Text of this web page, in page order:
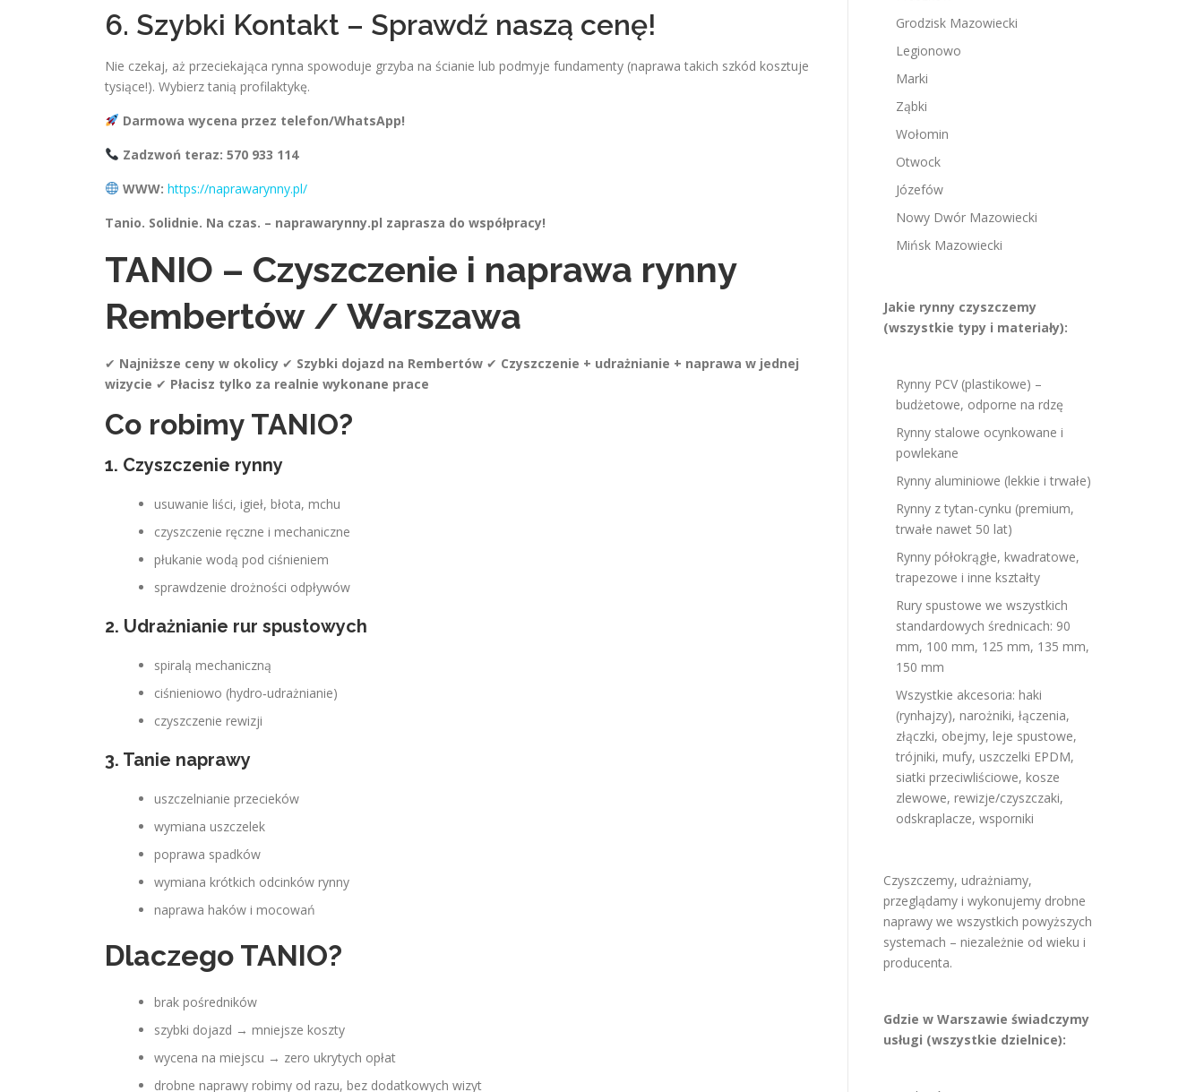
6. Szybki Kontakt – Sprawdź naszą cenę!
Nie czekaj, aż przeciekająca rynna spowoduje grzyba na ścianie lub podmyje fundamenty (naprawa takich szkód kosztuje
tysiące!). Wybierz tanią profilaktykę.
Darmowa wycena przez telefon/WhatsApp!
Zadzwoń teraz: 570 933 114
WWW: https://naprawarynny.pl/
Tanio. Solidnie. Na czas. – naprawarynny.pl zaprasza do współpracy!
TANIO – Czyszczenie i naprawa rynny
Rembertów / Warszawa
✔ Najniższe ceny w okolicy ✔ Szybki dojazd na Rembertów ✔ Czyszczenie + udrażnianie + naprawa w jednej
wizycie ✔ Płacisz tylko za realnie wykonane prace
Co robimy TANIO?
1. Czyszczenie rynny
usuwanie liści, igieł, błota, mchu
czyszczenie ręczne i mechaniczne
płukanie wodą pod ciśnieniem
sprawdzenie drożności odpływów
2. Udrażnianie rur spustowych
spiralą mechaniczną
ciśnieniowo (hydro‑udrażnianie)
czyszczenie rewizji
3. Tanie naprawy
uszczelnianie przecieków
wymiana uszczelek
poprawa spadków
wymiana krótkich odcinków rynny
naprawa haków i mocowań
Dlaczego TANIO?
brak pośredników
szybki dojazd → mniejsze koszty
wycena na miejscu → zero ukrytych opłat
drobne naprawy robimy od razu, bez dodatkowych wizyt
Grodzisk Mazowiecki
Legionowo
Marki
Ząbki
Wołomin
Otwock
Józefów
Nowy Dwór Mazowiecki
Mińsk Mazowiecki
Jakie rynny czyszczemy
(wszystkie typy i materiały):
Rynny PCV (plastikowe) –
budżetowe, odporne na rdzę
Rynny stalowe ocynkowane i
powlekane
Rynny aluminiowe (lekkie i trwałe)
Rynny z tytan-cynku (premium,
trwałe nawet 50 lat)
Rynny półokrągłe, kwadratowe,
trapezowe i inne kształty
Rury spustowe we wszystkich
standardowych średnicach: 90
mm, 100 mm, 125 mm, 135 mm,
150 mm
Wszystkie akcesoria: haki
(rynhajzy), narożniki, łączenia,
złączki, obejmy, leje spustowe,
trójniki, mufy, uszczelki EPDM,
siatki przeciwliściowe, kosze
zlewowe, rewizje/czyszczaki,
odskraplacze, wsporniki
Czyszczemy, udrażniamy,
przeglądamy i wykonujemy drobne
naprawy we wszystkich powyższych
systemach – niezależnie od wieku i
producenta.
Gdzie w Warszawie świadczymy
usługi (wszystkie dzielnice):